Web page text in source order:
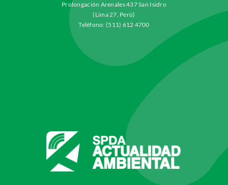
Prolongación Arenales 437 San Isidro
(Lima 27, Perú)
Teléfono: (511) 612 4700